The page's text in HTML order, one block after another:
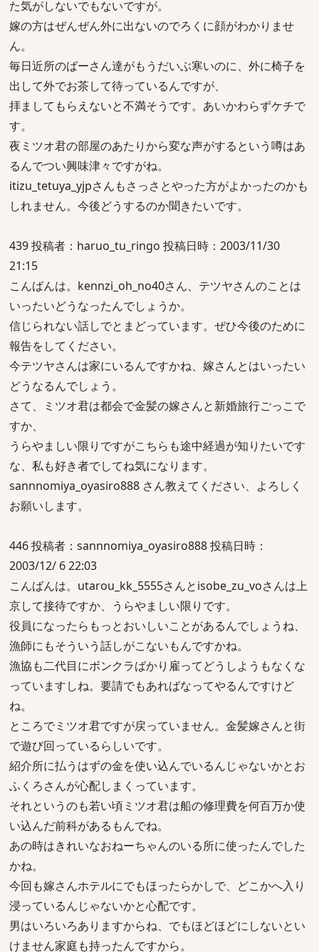
た気がしないでもないですが。
嫁の方はぜんぜん外に出ないのでろくに顔がわかりませ
ん。
毎日近所のばーさん達がもうだいぶ寒いのに、外に椅子を
出して外でお茶して待っているんですが、
拝ましてもらえないと不満そうです。あいかわらずケチで
す。
夜ミツオ君の部屋のあたりから変な声がするという噂はあ
るんでつい興味津々ですがね。
itizu_tetuya_yjpさんもさっさとやった方がよかったのかも
しれません。今後どうするのか聞きたいです。
439 投稿者：haruo_tu_ringo 投稿日時：2003/11/30
21:15
こんばんは。kennzi_oh_no40さん、テツヤさんのことは
いったいどうなったんでしょうか。
信じられない話しでとまどっています。ぜひ今後のために
報告をしてください。
今テツヤさんは家にいるんですかね、嫁さんとはいったい
どうなるんでしょう。
さて、ミツオ君は都会で金髪の嫁さんと新婚旅行ごっこで
すか、
うらやましい限りですがこちらも途中経過が知りたいです
な、私も好き者でしてね気になります。
sannnomiya_oyasiro888 さん教えてください、よろしく
お願いします。
446 投稿者：sannnomiya_oyasiro888 投稿日時：
2003/12/ 6 22:03
こんばんは。utarou_kk_5555さんとisobe_zu_voさんは上
京して接待ですか、うらやましい限りです。
役員になったらもっとおいしいことがあるんでしょうね、
漁師にもそういう話しがこないもんですかね。
漁協も二代目にボンクラばかり雇ってどうしようもなくな
っていますしね。要請でもあればなってやるんですけど
ね。
ところでミツオ君ですが戻っていません。金髪嫁さんと街
で遊び回っているらしいです。
紹介所に払うはずの金を使い込んでいるんじゃないかとお
ふくろさんが心配しまくっています。
それというのも若い頃ミツオ君は船の修理費を何百万か使
い込んだ前科があるもんでね。
あの時はきれいなおねーちゃんのいる所に使ったんでした
かね。
今回も嫁さんホテルにでもほったらかしで、どこかへ入り
浸っているんじゃないかと心配です。
男はいろいろありますからね、でもほどほどにしないとい
けません家庭も持ったんですから。